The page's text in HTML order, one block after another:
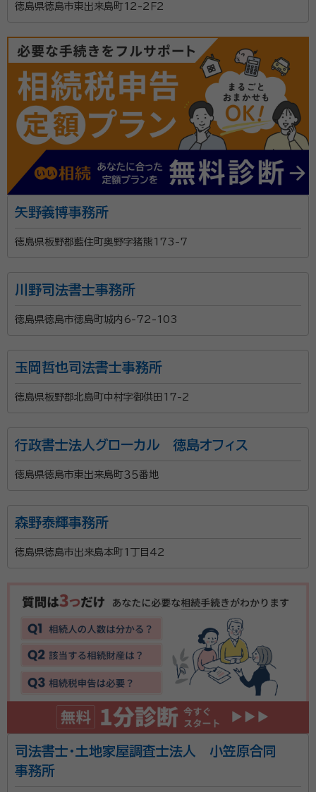
徳島県徳島市東出来島町12-2Ｆ2
矢野義博事務所
徳島県板野郡藍住町奥野字猪熊173-7
川野司法書士事務所
徳島県徳島市徳島町城内6-72-103
玉岡哲也司法書士事務所
徳島県板野郡北島町中村字御供田17-2
行政書士法人グローカル 徳島オフィス
徳島県徳島市東出来島町３５番地
森野泰輝事務所
徳島県徳島市出来島本町1丁目42
司法書士・土地家屋調査士法人 小笠原合同
事務所